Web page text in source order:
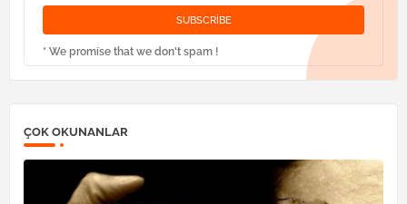
* We promise that we don't spam !
ÇOK OKUNANLAR